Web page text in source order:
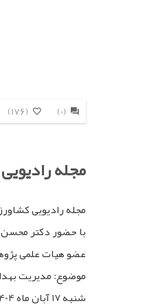
(176) (0)
مجله
مجله رادیویی
با حضور دکتر
عضو هیات علمی
موضوع: مدیریت
شنبه 17 آبان ماه 1404